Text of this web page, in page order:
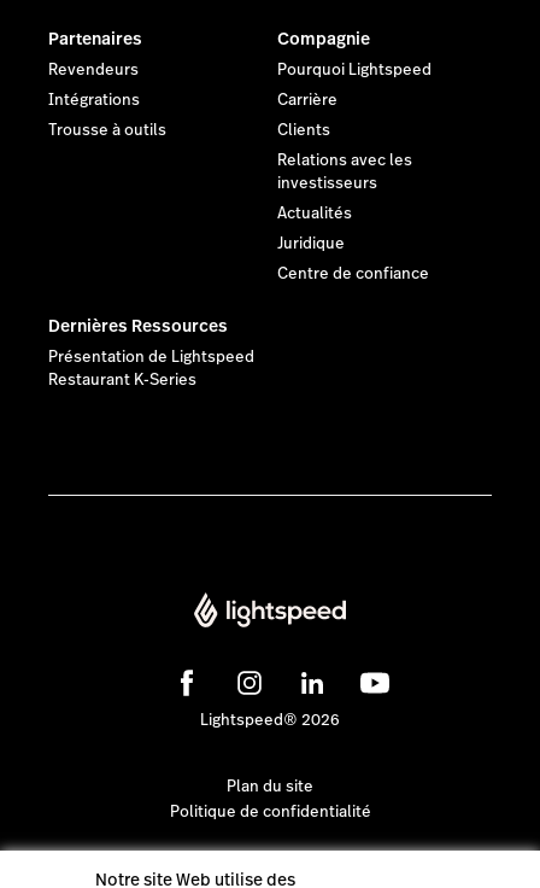
Partenaires
Revendeurs
Intégrations
Trousse à outils
Compagnie
Pourquoi Lightspeed
Carrière
Clients
Relations avec les
investisseurs
Actualités
Juridique
Centre de confiance
Dernières Ressources
Présentation de Lightspeed
Restaurant K-Series
Lightspeed® 2026
Plan du site
Politique de confidentialité
Notre site Web utilise des